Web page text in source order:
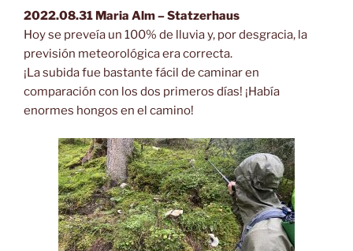
2022.08.31 Maria Alm – Statzerhaus
Hoy se preveía un 100% de lluvia y, por desgracia, la
previsión meteorológica era correcta.
¡La subida fue bastante fácil de caminar en
comparación con los dos primeros días! ¡Había
enormes hongos en el camino!